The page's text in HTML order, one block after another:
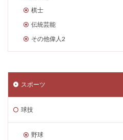
棋士
伝統芸能
その他偉人2
スポーツ
球技
野球